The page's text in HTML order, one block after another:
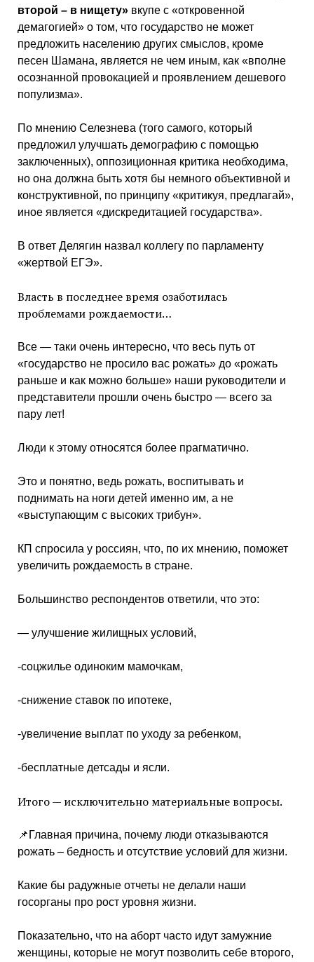
второй – в нищету»вкупе с «откровенной
демагогией» о том, что государство не может
предложить населению других смыслов, кроме
песен Шамана, является не чем иным, как «вполне
осознанной провокацией и проявлением дешевого
популизма».
По мнению Селезнева (того самого, который
предложил улучшать демографию с помощью
заключенных), оппозиционная критика необходима,
но она должна быть хотя бы немного объективной и
конструктивной, по принципу «критикуя, предлагай»,
иное является «дискредитацией государства».
В ответ Делягин назвал коллегу по парламенту
«жертвой ЕГЭ».
Власть в последнее время озаботилась
проблемами рождаемости…
Все — таки очень интересно, что весь путь от
«государство не просило вас рожать» до «рожать
раньше и как можно больше» наши руководители и
представители прошли очень быстро — всего за
пару лет!
Люди к этому относятся более прагматично.
Это и понятно, ведь рожать, воспитывать и
поднимать на ноги детей именно им, а не
«выступающим с высоких трибун».
КП спросила у россиян, что, по их мнению, поможет
увеличить рождаемость в стране.
Большинство респондентов ответили, что это:
— улучшение жилищных условий,
-соцжилье одиноким мамочкам,
-снижение ставок по ипотеке,
-увеличение выплат по уходу за ребенком,
-бесплатные детсады и ясли.
Итого — исключительно материальные вопросы.
📌Главная причина, почему люди отказываются
рожать – бедность и отсутствие условий для жизни.
Какие бы радужные отчеты не делали наши
госорганы про рост уровня жизни.
Показательно, что на аборт часто идут замужние
женщины, которые не могут позволить себе второго,